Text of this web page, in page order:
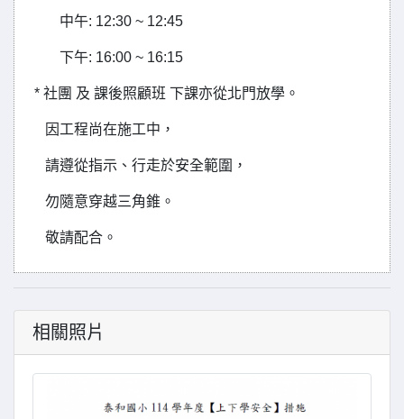
中午: 12:30 ~ 12:45
下午: 16:00 ~ 16:15
* 社團 及 課後照顧班 下課亦從北門放學。
因工程尚在施工中，
請遵從指示、行走於安全範圍，
勿隨意穿越三角錐。
敬請配合。
相關照片